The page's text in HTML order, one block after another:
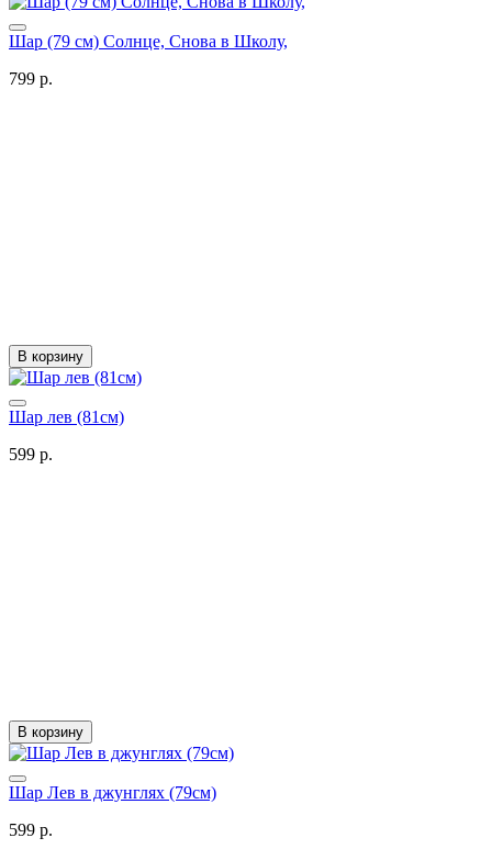
Шар (79 см) Солнце, Снова в Школу,
799 р.
В корзину
Шар лев (81см)
599 р.
В корзину
Шар Лев в джунглях (79см)
599 р.